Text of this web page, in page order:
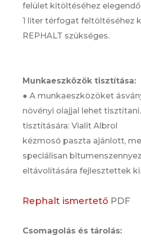
felület kitöltéséhez
1 liter térfogat feltöltéséhez
REPHALT szükséges.
Munkaeszközök tisztítása:
● A munkaeszközöket
növényi olajjal lehet
tisztítására: Vialit Albrol
kézmosó paszta ajánlott,
speciálisan
eltávolítására fejlesztettek ki.
Rephalt ismertetőPDF
Csomagolás és tárolás: